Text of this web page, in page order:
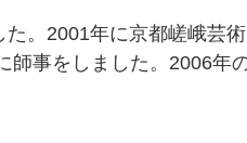
。2001年に京都嵯峨芸
師事をしました。2006年